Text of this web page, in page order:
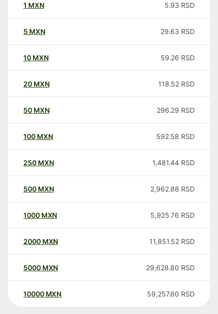
1 MXN 5.93 RSD
5 MXN 29.63 RSD
10 MXN 59.26 RSD
20 MXN 118.52 RSD
50 MXN 296.29 RSD
100 MXN 592.58 RSD
250 MXN 1,481.44 RSD
500 MXN 2,962.88 RSD
1000 MXN 5,925.76 RSD
2000 MXN 11,851.52 RSD
5000 MXN 29,628.80 RSD
10000 MXN 59,257.60 RSD